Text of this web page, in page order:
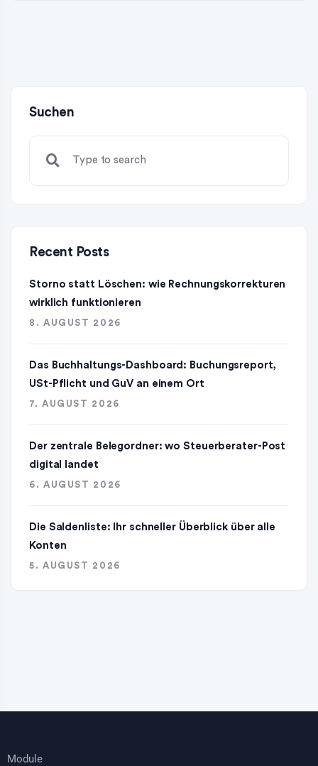
Suchen
Recent Posts
Storno statt Löschen: wie Rechnungskorrekturen
wirklich funktionieren
8. AUGUST 2026
Das Buchhaltungs-Dashboard: Buchungsreport,
USt-Pflicht und GuV an einem Ort
7. AUGUST 2026
Der zentrale Belegordner: wo Steuerberater-Post
digital landet
6. AUGUST 2026
Die Saldenliste: Ihr schneller Überblick über alle
Konten
5. AUGUST 2026
Module